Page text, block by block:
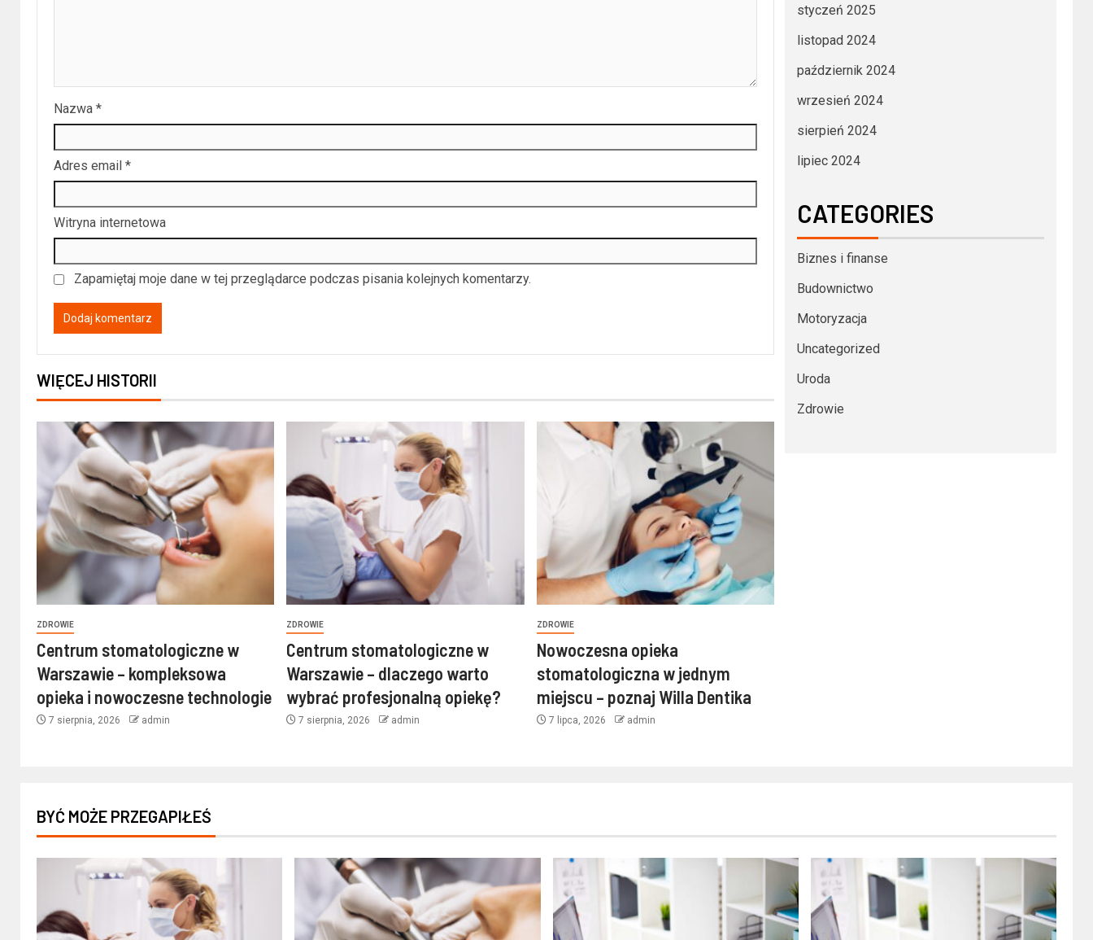
Nazwa *
Adres email *
Witryna internetowa
Zapamiętaj moje dane w tej przeglądarce podczas pisania kolejnych komentarzy.
WIĘCEJ HISTORII
ZDROWIE
Centrum stomatologiczne w
Warszawie – kompleksowa
opieka i nowoczesne technologie
7 sierpnia, 2026 admin
ZDROWIE
Centrum stomatologiczne w
Warszawie – dlaczego warto
wybrać profesjonalną opiekę?
7 sierpnia, 2026 admin
ZDROWIE
Nowoczesna opieka
stomatologiczna w jednym
miejscu – poznaj Willa Dentika
7 lipca, 2026 admin
styczeń 2025
listopad 2024
październik 2024
wrzesień 2024
sierpień 2024
lipiec 2024
CATEGORIES
Biznes i finanse
Budownictwo
Motoryzacja
Uncategorized
Uroda
Zdrowie
BYĆ MOŻE PRZEGAPIŁEŚ